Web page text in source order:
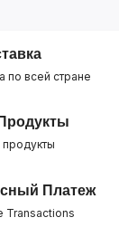
по всей стране
Платеж
Transactions